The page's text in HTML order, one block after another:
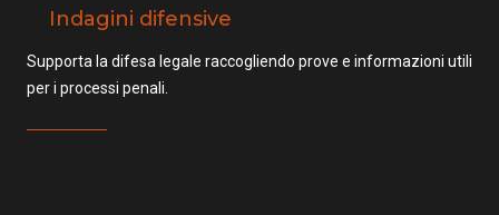
Indagini difensive
Supporta la difesa legale raccogliendo prove e informazioni utili
per i processi penali.